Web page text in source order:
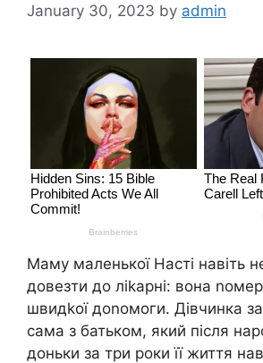
January 30, 2023 by admin
Маму маленької Насті навіть
довезти до ліkарні: вона
швидkої доnомоги. Дівчинка
сама з батьком, який після
доньки за три роки її життя